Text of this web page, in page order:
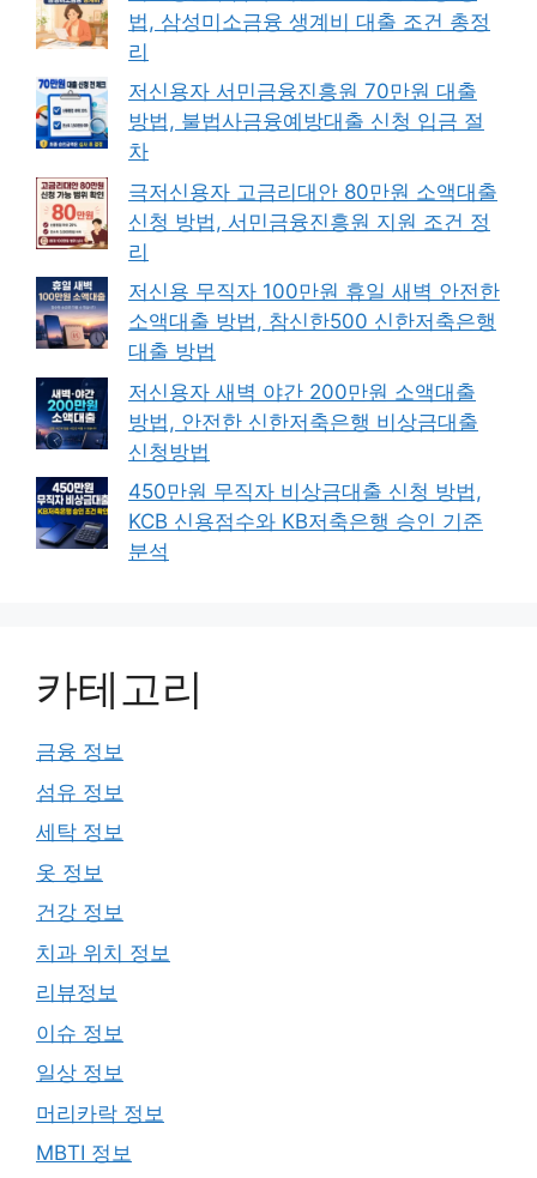
법, 삼성미소금융 생계비 대출 조건 총정
리
저신용자 서민금융진흥원 70만원 대출
방법, 불법사금융예방대출 신청 입금 절
차
극저신용자 고금리대안 80만원 소액대출
신청 방법, 서민금융진흥원 지원 조건 정
리
저신용 무직자 100만원 휴일 새벽 안전한
소액대출 방법, 참신한500 신한저축은행
대출 방법
저신용자 새벽 야간 200만원 소액대출
방법, 안전한 신한저축은행 비상금대출
신청방법
450만원 무직자 비상금대출 신청 방법,
KCB 신용점수와 KB저축은행 승인 기준
분석
카테고리
금융 정보
섬유 정보
세탁 정보
옷 정보
건강 정보
치과 위치 정보
리뷰정보
이슈 정보
일상 정보
머리카락 정보
MBTI 정보